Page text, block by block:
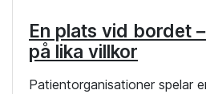
En plats vid bordet
på lika villkor
Patientorganisationer spelar